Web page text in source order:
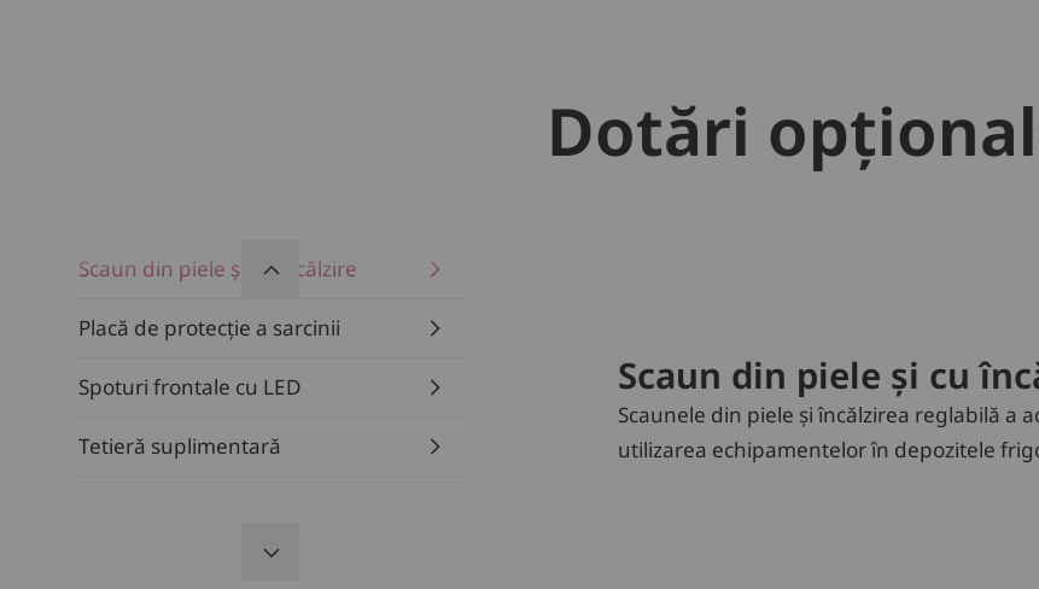
Dotări
Scaun din piele și cu încălzire
Placă de protecție a sarcinii
Spoturi frontale cu LED
Tetieră suplimentară
Scaun din piele și cu
Scaunele din piele și încălzirea reglabilă a
utilizarea echipamentelor în depozitele